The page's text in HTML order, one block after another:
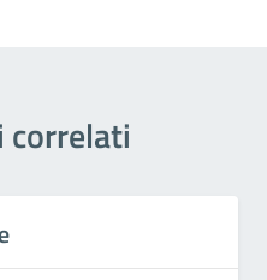
correlati